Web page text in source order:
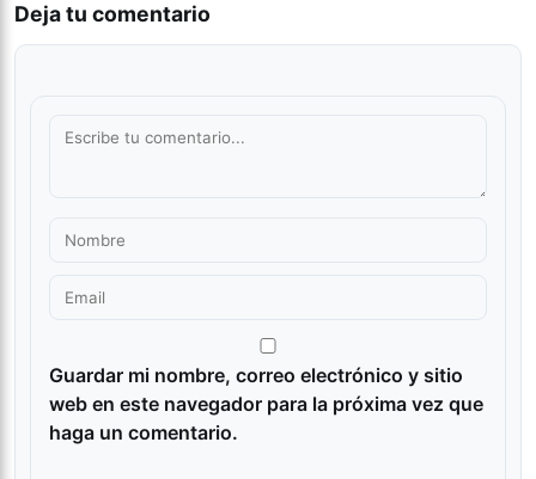
Deja tu comentario
Guardar mi nombre, correo electrónico y sitio
web en este navegador para la próxima vez que
haga un comentario.